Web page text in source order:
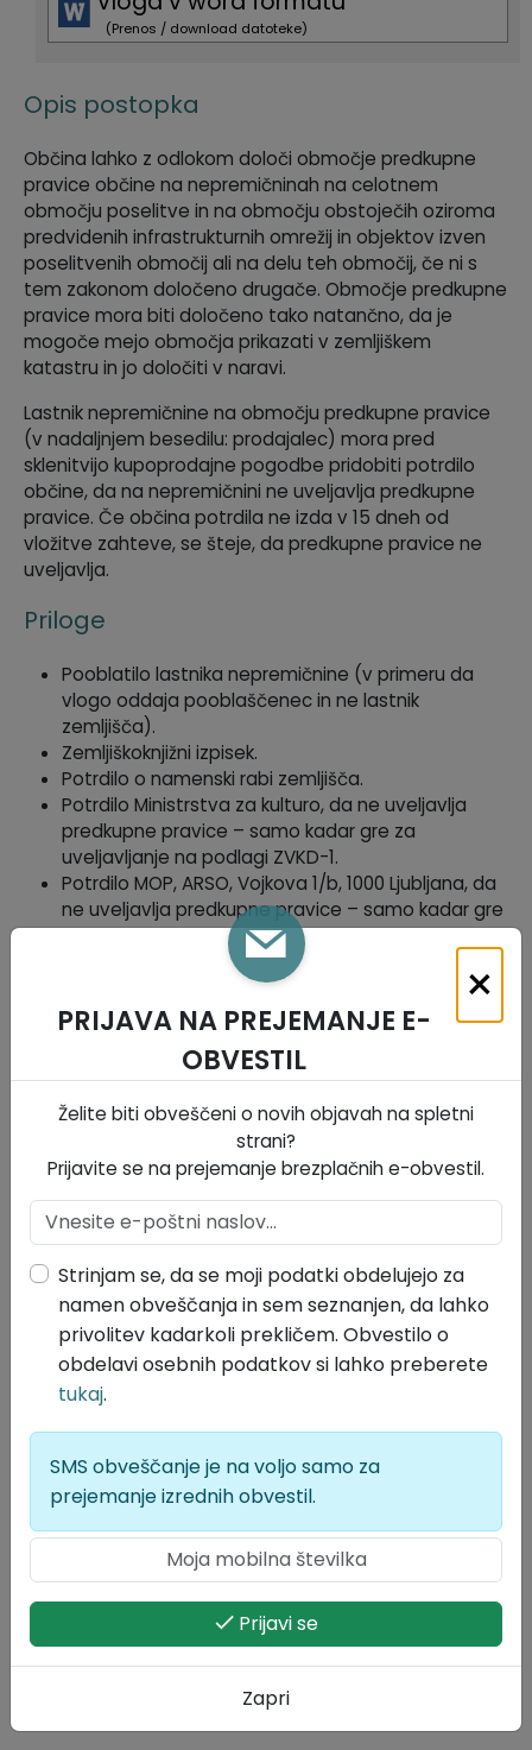
(Prenos / download datoteke)
Opis postopka
Občina lahko z odlokom določi območje predkupne
pravice občine na nepremičninah na celotnem
območju poselitve in na območju obstoječih oziroma
predvidenih infrastrukturnih omrežij in objektov izven
poselitvenih območij ali na delu teh območij, če ni s
tem zakonom določeno drugače. Območje predkupne
pravice mora biti določeno tako natančno, da je
mogoče mejo območja prikazati v zemljiškem
katastru in jo določiti v naravi.
Lastnik nepremičnine na območju predkupne pravice
(v nadaljnjem besedilu: prodajalec) mora pred
sklenitvijo kupoprodajne pogodbe pridobiti potrdilo
občine, da na nepremičnini ne uveljavlja predkupne
pravice. Če občina potrdila ne izda v 15 dneh od
vložitve zahteve, se šteje, da predkupne pravice ne
uveljavlja.
Priloge
Pooblatilo lastnika nepremičnine (v primeru da
vlogo oddaja pooblaščenec in ne lastnik
zemljišča).
Zemljiškoknjižni izpisek.
Potrdilo o namenski rabi zemljišča.
Potrdilo Ministrstva za kulturo, da ne uveljavlja
predkupne pravice – samo kadar gre za
uveljavljanje na podlagi ZVKD-1.
Potrdilo MOP, ARSO, Vojkova 1/b, 1000 Ljubljana, da
ne uveljavlja predkupne pravice – samo kadar gre
za uveljavljanje na podlagi ZON.
Pristojni, dodatne informacije
pa je pristojna Občinska uprava občine.
Pravna podlaga za izvedbo postopka
Zakon o urejanju prostora.
Zakon o ohranjanju narave.
Zakon o varstvu kulturne dediščine.
Zakon o ohranjanju narave.
Stroški v postopku
Lokalne volitve 2026
Krajevne skupnosti
Naselja v občini
Organigram
Varstvo osebnih podatkov
Temeljni akti
Strateški dokumenti
Predpisi in odloki
GLASNIK Občine Divača
Proračun občine
Lokalne volitve
×
PRIJAVA NA PREJEMANJE E-
OBVESTIL
Želite biti obveščeni o novih objavah na spletni
strani?
Prijavite se na prejemanje brezplačnih e-obvestil.
Strinjam se, da se moji podatki obdelujejo za
namen obveščanja in sem seznanjen, da lahko
privolitev kadarkoli prekličem. Obvestilo o
obdelavi osebnih podatkov si lahko preberete
tukaj.
SMS obveščanje je na voljo samo za
prejemanje izrednih obvestil.
Prijavi se
Zapri